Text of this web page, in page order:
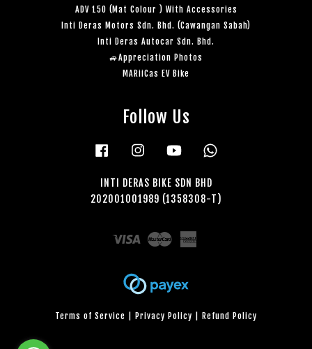
ADV 150 (Mat Colour ) With Accessories
Inti Deras Motors Sdn. Bhd. (Cawangan Sabah)
Inti Deras Autocar Sdn. Bhd.
🚙Appreciation Photos
MARiiCas EV Bike
Follow Us
Facebook Instagram YouTube
INTI DERAS BIKE SDN BHD
202001001989 (1358308-T)
Visa Master
Terms of Service Privacy Policy Refund Policy